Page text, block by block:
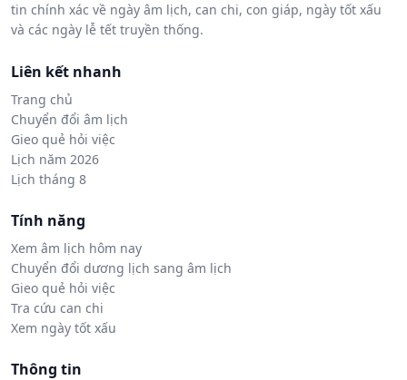
tin chính xác về ngày âm lịch, can chi, con giáp, ngày tốt xấu
và các ngày lễ tết truyền thống.
Liên kết nhanh
Trang chủ
Chuyển đổi âm lịch
Gieo quẻ hỏi việc
Lịch năm 2026
Lịch tháng 8
Tính năng
Xem âm lịch hôm nay
Chuyển đổi dương lịch sang âm lịch
Gieo quẻ hỏi việc
Tra cứu can chi
Xem ngày tốt xấu
Thông tin